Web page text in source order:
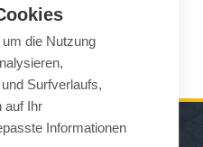
die Nutzung
Surfverlaufs,
auf Ihr
Informationen